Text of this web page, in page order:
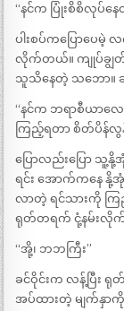
“နင်က ပြုံးစိစိလုပ်နေ
ပါးစပ်ကပြောပေ
လိုက်တယ်။ ကျုပ်ချွ
သူသိနေတဲ့ သဘော။ ခ
“နင်က ဘရာစီယာလေ
ကြည့်ရတာ စိတ်ပိန်လွ
ပြောလည်းပြော
ရင်း အောက်ကနေ နို့
လာတဲ့ ရင်သားကို က
ရုတ်တရက် ငုံ့နမ်းလို
“အို့၊ ဘဘကြီး”
ခင်ဝိုင်းက လန့်ပြီ
အပ်ထားတဲ့ မျက်နှာ